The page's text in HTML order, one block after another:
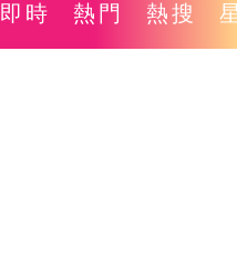
即時 熱門 熱搜